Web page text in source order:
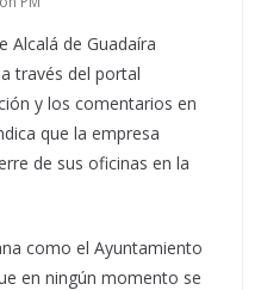
Alcalá de Guadaíra
través del portal
y los comentarios en
que la empresa
de sus oficinas en la
como el Ayuntamiento
en ningún momento se